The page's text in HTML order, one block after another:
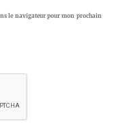
le navigateur pour mon prochain